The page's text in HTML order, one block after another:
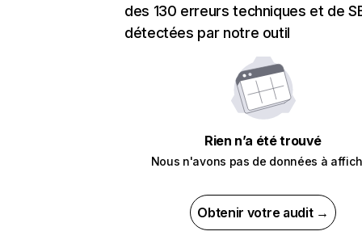
des 130 erreurs techniques et de
détectées par notre outil
Rien n’a été trouvé
Nous n'avons pas de données à
Obtenir votre audit →